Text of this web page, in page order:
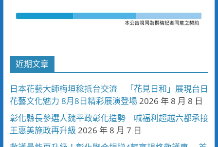
近期文章
日本花藝大師梅垣稔抵台交流 「花見日和」展現台日
花藝文化魅力 8月8日精彩展演登場2026 年 8 月 8 日
彰化縣長參選人魏平政彰化造勢 喊福利超越六都承接
王惠美施政再升級 2026 年 8 月 7 日